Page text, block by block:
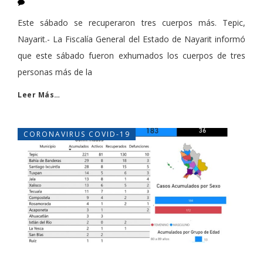
Este sábado se recuperaron tres cuerpos más. Tepic,
Nayarit.- La Fiscalía General del Estado de Nayarit informó
que este sábado fueron exhumados los cuerpos de tres
personas más de la
Leer Más…
CORONAVIRUS COVID-19